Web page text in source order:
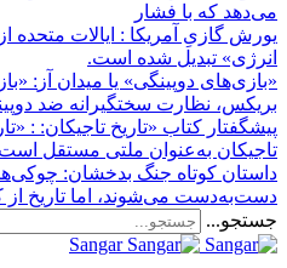
می‌دهد که با فشار
یورش گازیِ آمریکا : ایالات
انرژی» تبدیل شده است.
«بازی‌های دوپینگی» یا میدان آز :
بریکس، نظارت سختگیرانه ضد
پیشگفتار کتاب «تاریخ تاجیکان: :
تاجیکان به‌عنوان ملتی مستقل
داستان کوتاه جنگ بدخشان:
دست‌به‌دست می‌شوند، اما تاریخ از
جستجو...
Sangar